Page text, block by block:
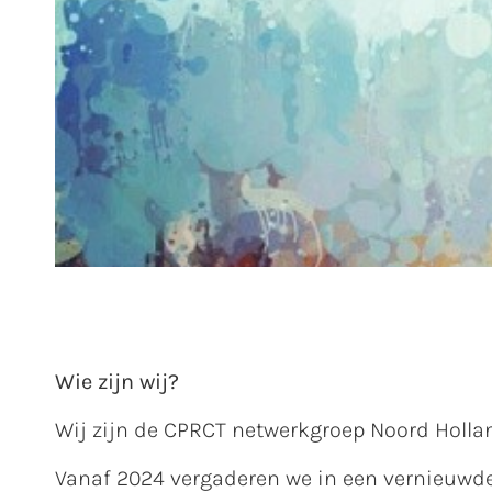
Wie zijn wij?
Wij zijn de CPRCT netwerkgroep Noord
Vanaf 2024 vergaderen we in een